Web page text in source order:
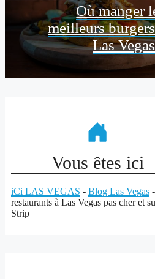
Où manger
meilleurs
Las
Vous êtes ici
iCi LAS VEGAS - Blog Las Vegas -
restaurants à Las Vegas pas cher et
Strip